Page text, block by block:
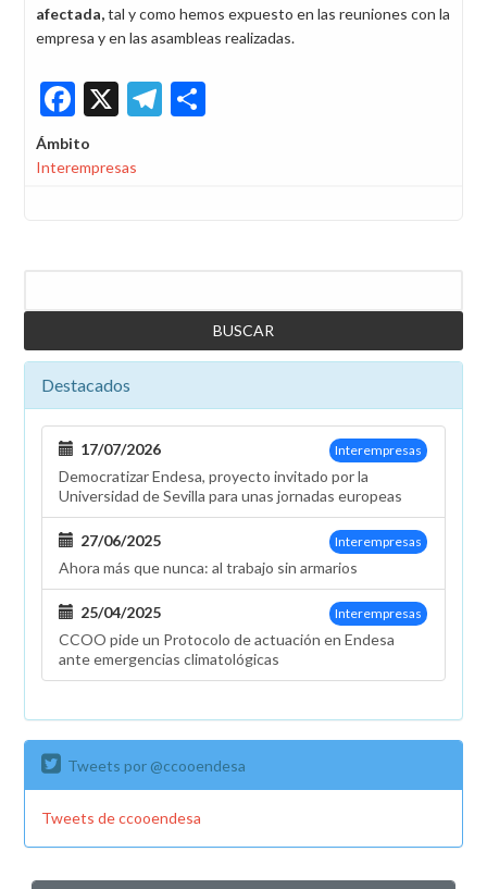
afectada,tal y como hemos expuesto en las reuniones con la
empresa y en las asambleas realizadas.
Facebook
X Telegram
Ámbito
Interempresas
Destacados
Interempresas
17/07/2026
Democratizar Endesa, proyecto invitado por la
Universidad de Sevilla para unas jornadas europeas
Interempresas
27/06/2025
Ahora más que nunca: al trabajo sin armarios
Interempresas
25/04/2025
CCOO pide un Protocolo de actuación en Endesa
ante emergencias climatológicas
Tweets por @ccooendesa
Tweets de ccooendesa